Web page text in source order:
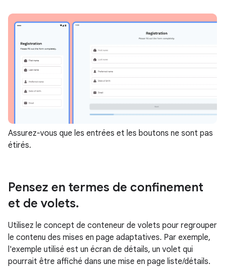
Assurez-vous que les entrées et les boutons ne sont pas
étirés.
Pensez en termes de confinement
et de volets.
Utilisez le concept de conteneur de volets pour regrouper
le contenu des mises en page adaptatives. Par exemple,
l'exemple utilisé est un écran de détails, un volet qui
pourrait être affiché dans une mise en page liste/détails.